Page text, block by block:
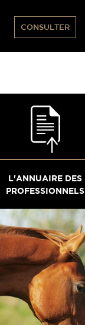
CONSULTER
L'ANNUAIRE DES
PROFESSIONNELS